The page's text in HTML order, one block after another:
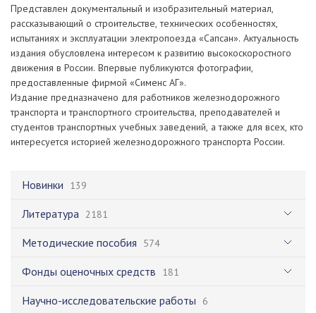
Новинки 139
Литература 2181
Методические пособия 574
Фонды оценочных средств 181
Научно-исследовательские работы 6
Представлен документальный и изобразительный материал,
рассказывающий о строительстве, технических особенностях,
испытаниях и эксплуатации электропоезда «Сапсан». Актуальность
издания обусловлена интересом к развитию высокоскоростного
движения в России. Впервые публикуются фотографии,
предоставленные фирмой «Сименс АГ».
Издание предназначено для работников железнодорожного
транспорта и транспортного строительства, преподавателей и
студентов транспортных учебных заведений, а также для всех, кто
интересуется историей железнодорожного транспорта России.